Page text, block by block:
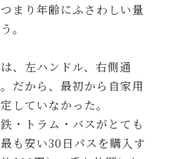
まり年齢にふさわしい量
。
、左ハンドル、右側通
だから、最初から自家用
していなかった。
・トラム・バスがとても
も安い30日パスを購入す